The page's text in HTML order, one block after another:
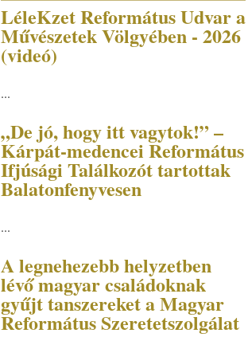
LéleKzet Református Udvar a
Művészetek Völgyében - 2026
(videó)
...
„De jó, hogy itt vagytok!” –
Kárpát-medencei Református
Ifjúsági Találkozót tartottak
Balatonfenyvesen
...
A legnehezebb helyzetben
lévő magyar családoknak
gyűjt tanszereket a Magyar
Református Szeretetszolgálat